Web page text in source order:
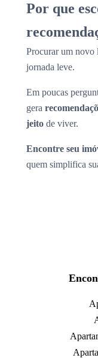
Por que
Procurar um novo
jornada leve.
Em poucas
gera
jeito de viver.
Encontre seu
quem simplifica